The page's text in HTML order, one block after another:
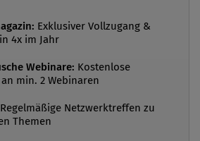
scheitern. Was meine
zwei Jahrzehnten hat die
Compliance im Management
Exklusiver Vollzugang &
4x im Jahr
Webinare: Kostenlose
min. 2 Webinaren
Regelmäßige Netzwerktreffen zu
Themen